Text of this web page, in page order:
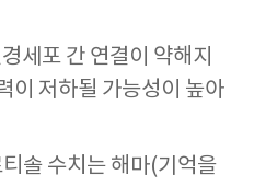
세포 간 연결이 약해지
이 저하될 가능성이 높아
솔 수치는 해마(기억을